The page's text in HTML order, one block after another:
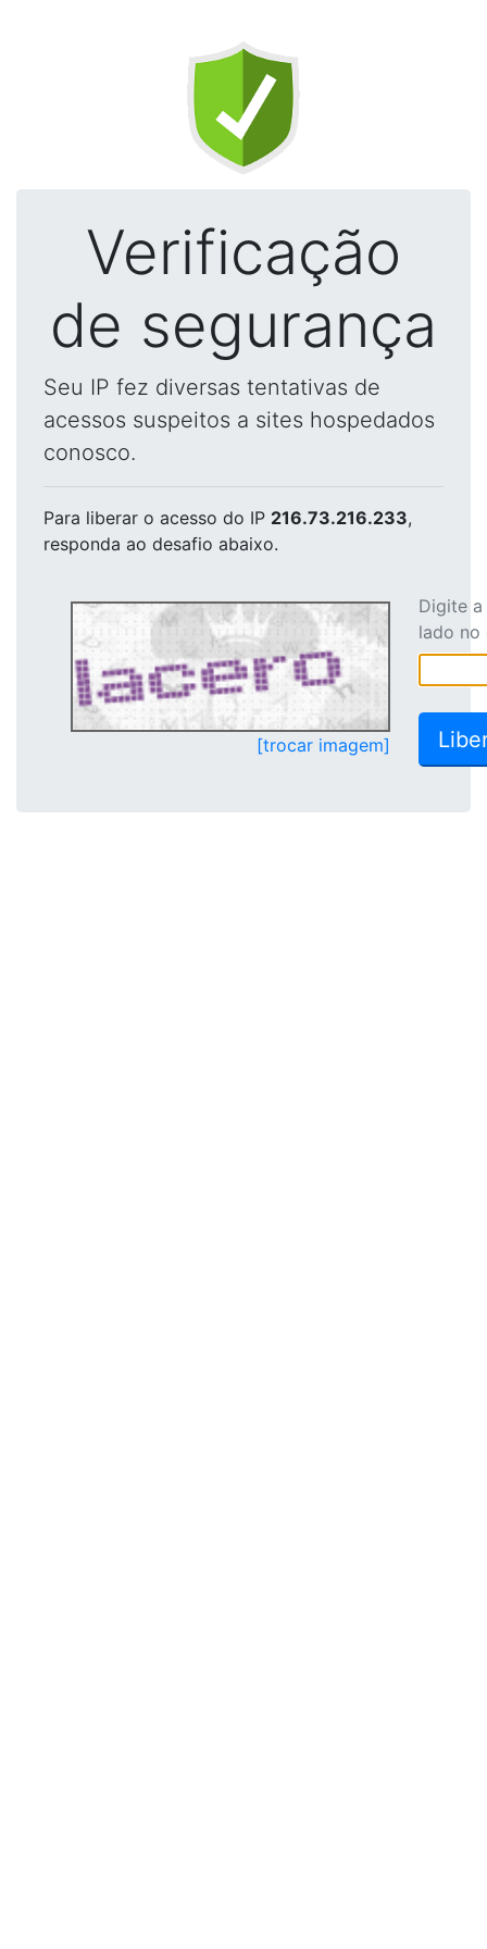
Verificação
de segurança
Seu IP fez diversas tentativas de
acessos suspeitos a sites hospedados
conosco.
Para liberar o acesso do IP 216.73.216.233,
responda ao desafio abaixo.
[trocar imagem]
Digite
lado no